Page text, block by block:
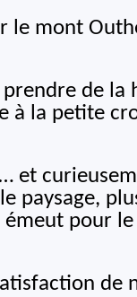
le mont
de la
à la petite
et
paysage,
pour
de